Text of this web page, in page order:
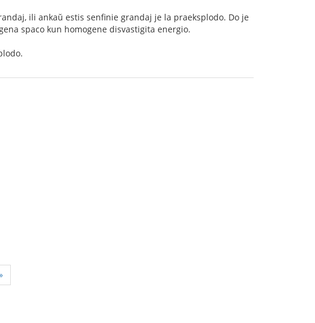
ili ankaŭ estis senfinie grandaj je la praeksplodo. Do je
spaco kun homogene disvastigita energio.